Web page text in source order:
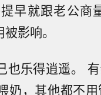
早就跟老公商
影响。
也乐得逍遥。
奶，其他都不